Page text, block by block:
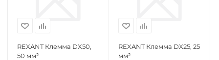
REXANT Клемма DX50,
50 мм²
REXANT Клемма DX25, 25
мм²